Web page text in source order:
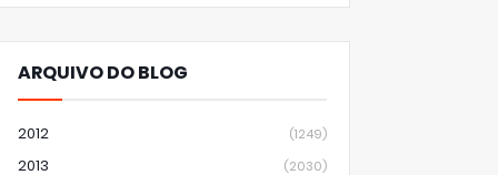
ARQUIVO DO BLOG
2012 (1249)
2013 (2030)